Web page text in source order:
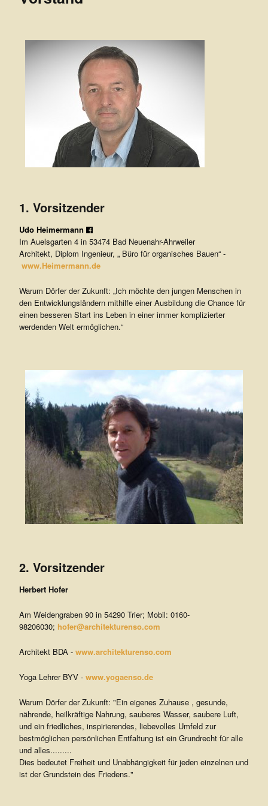
r
Z
n
t
e
.
V
.
1. Vorsitzender
Udo Heimermann 
Im Auelsgarten 4 in 53474 Bad Neuenahr-Ahrweiler
Architekt, Diplom Ingenieur, „ Büro für organisches Bauen“ -
www.Heimermann.de
Warum Dörfer der Zukunft: „Ich möchte den jungen Menschen in
den Entwicklungsländern mithilfe einer Ausbildung die Chance für
einen besseren Start ins Leben in einer immer komplizierter
werdenden Welt ermöglichen.“
2. Vorsitzender
Herbert Hofer
Am Weidengraben 90 in 54290 Trier; Mobil: 0160-
98206030; hofer@architekturenso.com
Architekt BDA - www.architekturenso.com
Yoga Lehrer BYV - www.yogaenso.de
Warum Dörfer der Zukunft: "Ein eigenes Zuhause , gesunde,
nährende, heilkräftige Nahrung, sauberes Wasser, saubere Luft,
und ein friedliches, inspirierendes, liebevolles Umfeld zur
bestmöglichen persönlichen Entfaltung ist ein Grundrecht für alle
und alles.........
Dies bedeutet Freiheit und Unabhängigkeit für jeden einzelnen und
ist der Grundstein des Friedens."